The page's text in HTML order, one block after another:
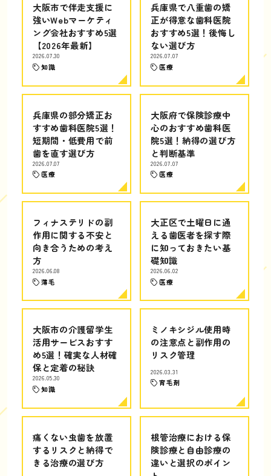
大阪市で伴走支援に
強いWebマーケティ
ング会社おすすめ5選
【2026年最新】
2026.07.30
知識
兵庫県で八重歯の矯
正が得意な歯科医院
おすすめ5選！後悔し
ない選び方
2026.07.07
医療
兵庫県の部分矯正お
すすめ歯科医院5選！
短期間・低費用で前
歯を直す選び方
2026.07.07
医療
大阪府で保険診療中
心のおすすめ歯科医
院5選！納得の選び方
と判断基準
2026.07.07
医療
フィナステリドの副
作用に関する不安と
向き合うための考え
方
2026.06.08
薄毛
大正区で土曜日に通
える歯医者を探す際
に知っておきたい基
礎知識
2026.06.02
医療
大阪市の介護留学生
活用サービスおすす
め5選！確実な人材確
保と定着の秘訣
2026.05.30
知識
ミノキシジル使用時
の注意点と副作用の
リスク管理
2026.03.31
育毛剤
痛くない虫歯を放置
するリスクと納得で
きる治療の選び方
根管治療における保
険診療と自由診療の
違いと選択のポイン